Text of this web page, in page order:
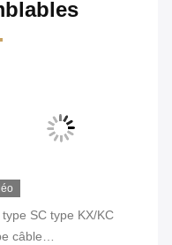
type SC type KX/KC
câble